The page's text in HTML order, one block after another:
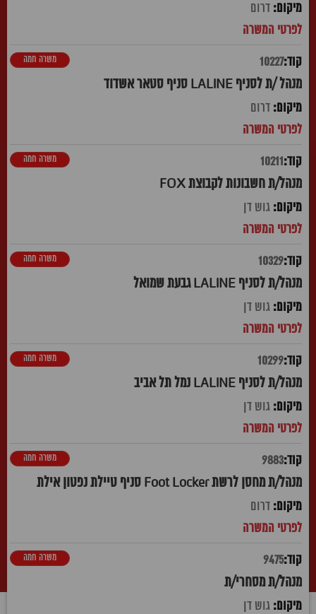
דרום
10227
מנהל /ת לסניף LALINE סניף סטאר אשדוד
משרה חמה
דרום
10211
מנהל/ת חשבונות לקבוצת FOX
משרה חמה
גוש דן
10329
מנהל/ת לסניף LALINE גבעת שמואל
משרה חמה
גוש דן
10299
מנהל/ת לסניף LALINE נמל תל אביב
משרה חמה
גוש דן
9883
מנהל/ת מחסן לרשת Foot Locker סניף טיילת נפטון אילת
משרה חמה
דרום
9475
מנהל/ת מסחרי/ת
משרה חמה
גוש דן